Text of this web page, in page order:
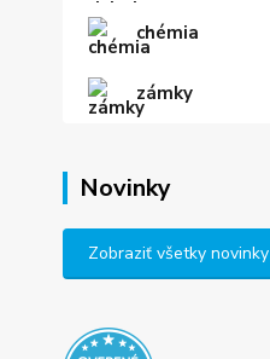
chémia
zámky
Novinky
Zobraziť všetky novinky